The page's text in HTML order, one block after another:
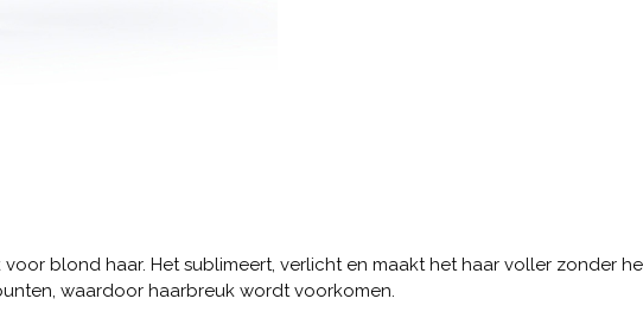
blond haar. Het sublimeert, verlicht en maakt het haar voller zonder
waardoor haarbreuk wordt voorkomen.